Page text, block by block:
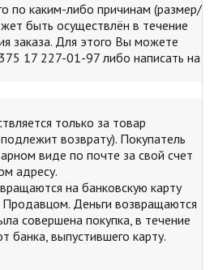
по каким-либо причинам (размер/
быть осуществлён в течение
заказа. Для этого Вы можете
17 227-01-97 либо написать на
только за товар
возврату). Покупатель
виде по почте за свой счет
адресу.
на банковскую карту
Продавцом. Деньги возвращаются
совершена покупка, в течение
банка, выпустившего карту.